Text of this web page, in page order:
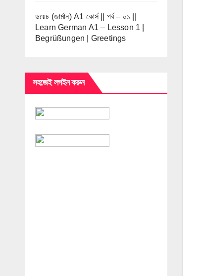
ডয়েচ (জার্মান) A1 কোর্স || পর্ব – ০১ ||
Learn German A1 – Lesson 1 |
Begrüßungen | Greetings
সহজেই লগইন করুন